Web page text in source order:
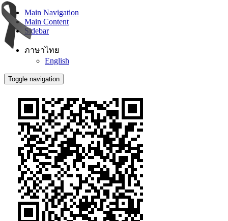
Main Navigation
Main Content
Sidebar
ภาษาไทย
English
Toggle navigation